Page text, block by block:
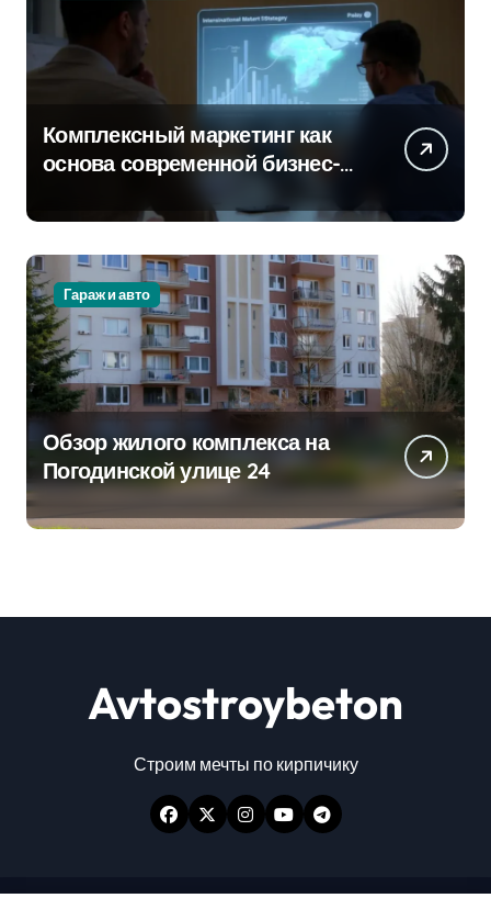
Комплексный маркетинг как
основа современной бизнес-
Гараж и авто
Обзор жилого комплекса на
Погодинской улице 24
Avtostroybeton
Строим мечты по кирпичику